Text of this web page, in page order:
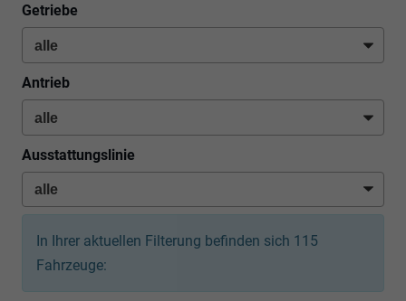
Getriebe
Antrieb
Ausstattungslinie
In Ihrer aktuellen Filterung befinden sich 115
Fahrzeuge: